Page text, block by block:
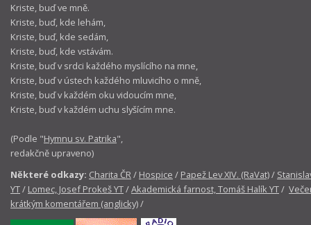
Kriste, buď ve mně.
Kriste, buď, kde lehám,
Kriste, buď, kde sedám,
Kriste, buď, kde vstávám.
Kriste, buď v srdci každého myslícího na mne,
Kriste, buď v ústech každého mluvicího o mně,
Kriste, buď v každém oku vidoucím mne,
Kriste, buď v každém uchu slyšícím mne.
(Podle "Hymnu sv. Patrika",
redakčně upraveno)
Některé odkazy: Charita ČR / Hospice / Papež Lev XIV. (RaVat)/
YT/ Lomec, Josef Prokeš YT/Akademická farnost, Tomáš Halík YT/
krátkým komentářem (anglicky)/